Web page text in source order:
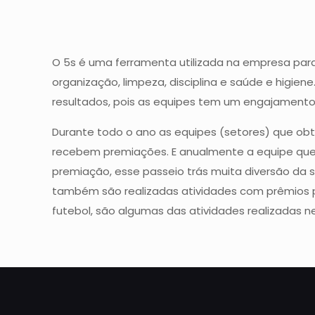
O 5s é uma ferramenta utilizada na empresa
organização, limpeza, disciplina e saúde e
resultados, pois as equipes tem um
Durante todo o ano as equipes (setores) que
recebem premiações. E anualmente a equipe
premiação, esse passeio trás muita diversão
também são realizadas atividades com prêmios
futebol, são algumas das atividades realizadas